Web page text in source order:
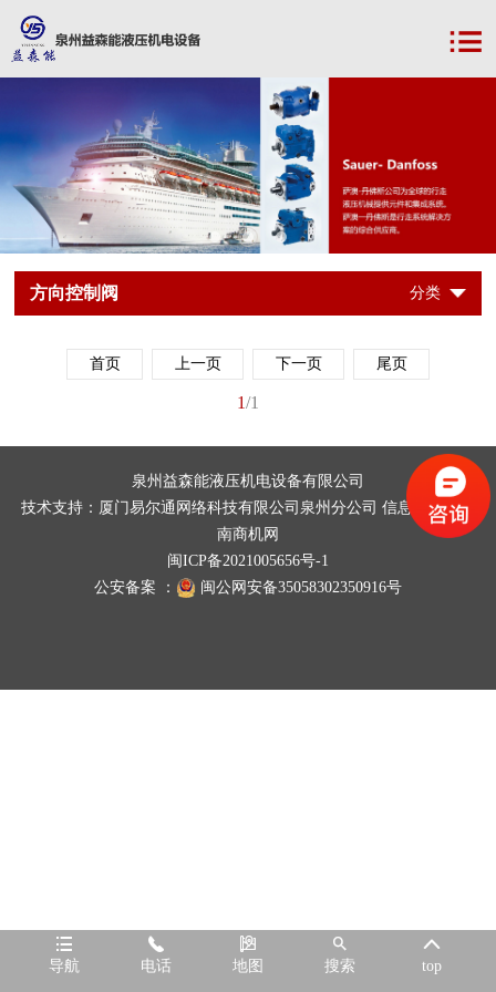

导航

电话

地图

搜索

top
方向控制阀 分类
首页 上一页 下一页 尾页
1/1
泉州益森能液压机电设备有限公司
技术支持： 厦门易尔通网络科技有限公司泉州分公司 信息支持：东
南商机网
闽ICP备2021005656号-1
公安备案 ：
闽公网安备35058302350916号